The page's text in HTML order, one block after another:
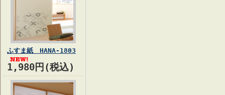
ふすま紙 HANA-1803
1,980円(税込)